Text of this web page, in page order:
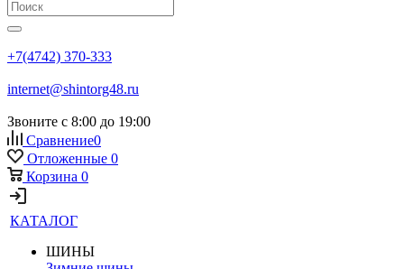
+7(4742) 370-333
internet@shintorg48.ru
Звоните с 8:00 до 19:00
Сравнение0
Отложенные 0
Корзина 0
КАТАЛОГ
ШИНЫ